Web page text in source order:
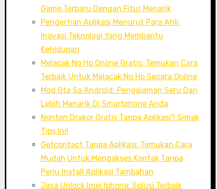
Game Terbaru Dengan Fitur Menarik
Pengertian Aplikasi Menurut Para Ahli:
Inovasi Teknologi Yang Membantu
Kehidupan
Melacak No Hp Online Gratis: Temukan Cara
Terbaik Untuk Melacak No Hp Secara Online
Mod Gta Sa Android: Pengalaman Seru Dan
Lebih Menarik Di Smartphone Anda
Nonton Drakor Gratis Tanpa Aplikasi? Simak
Tips Ini!
Getcontact Tanpa Aplikasi: Temukan Cara
Mudah Untuk Mengakses Kontak Tanpa
Perlu Install Aplikasi Tambahan
Jasa Unlock Imei Iphone: Solusi Terbaik